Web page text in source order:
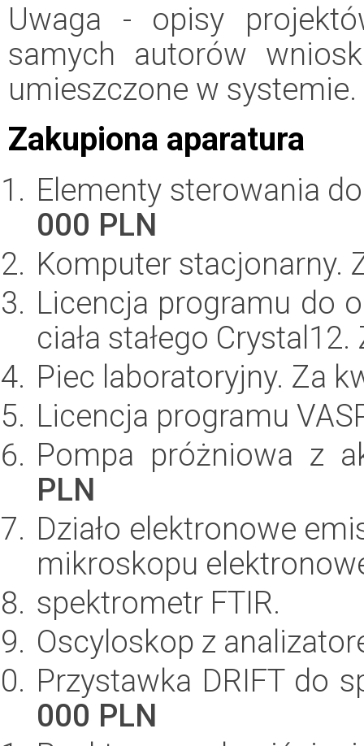
Uwaga - opisy
samych autorów
umieszczone w systemie.
Zakupiona aparatura
Elementy sterowania
000 PLN
Komputer stacjonarny.
Licencja programu do
ciała stałego
Piec laboratoryjny. Za
Licencja programu
Pompa próżniowa z
PLN
Działo elektronowe
mikroskopu
spektrometr FTIR.
Oscyloskop z
Przystawka DRIFT do
000 PLN